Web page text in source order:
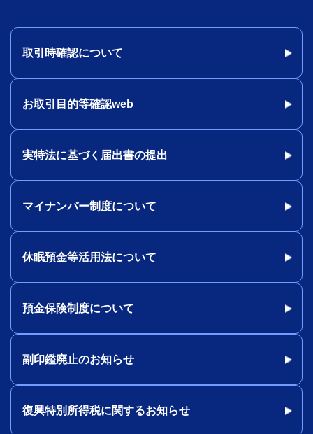
取引時確認について
お取引目的等確認web
実特法に基づく届出書の提出
マイナンバー制度について
休眠預金等活用法について
預金保険制度について
副印鑑廃止のお知らせ
復興特別所得税に関するお知らせ